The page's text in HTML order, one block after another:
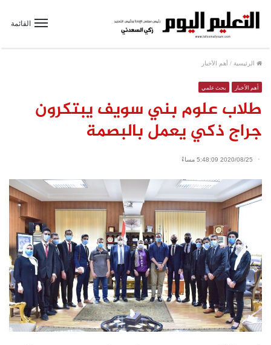
القائمة
الرئيسية / أهم الأخبار
أهم الأخبار بحث علمي
طلاب علوم بني سويف يبتكرون
جراج ذكي يعمل بالبصمة
2020/08/25 5:48:09 مساءً